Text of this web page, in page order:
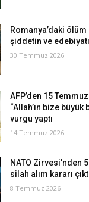
Romanya’daki
şiddetin ve
30 Temmuz 2026
AFP’den 15
“Allah’ın bize
vurgu yaptı
14 Temmuz 2026
NATO Zirvesi’nden
silah alım kararı
8 Temmuz 2026